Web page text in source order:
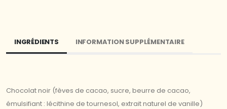
INGRÉDIENTS INFORMATION SUPPLÉMENTAIRE
Chocolat noir (fèves de cacao, sucre, beurre de cacao,
émulsifiant : lécithine de tournesol, extrait naturel de vanille)